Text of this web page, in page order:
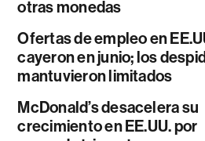
otras monedas
Ofertas de empleo en
cayeron en junio; los
mantuvieron limitados
McDonald’s desacelera su
crecimiento en EE.UU. por